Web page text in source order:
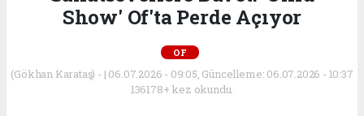
Show' Of'ta Perde Açıyor
OF
(Gökhan Karataş) - | 06.07.2026 - 09:05, Güncelleme: 06.07.2026 - 10:37
136178+ kez okundu.